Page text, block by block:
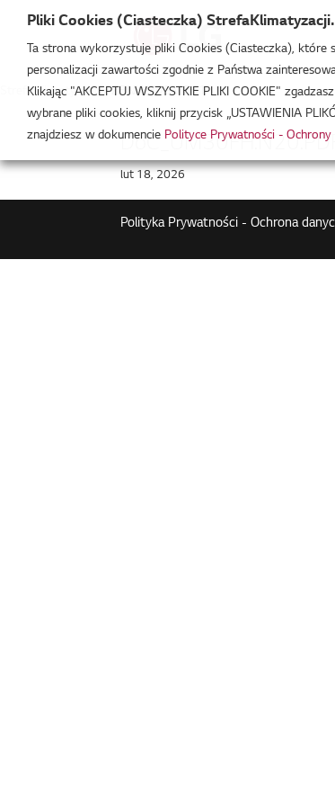
Strefa Klimatyzacji /ZBNW30GM2H1
lut 18, 2026
Polityka Prywatności - Ochrona
Pliki Cookies (Ciasteczka)
Ta strona wykorzystuje pliki Cookies (Ciasteczka), które
personalizacji zawartości zgodnie z Państwa
Klikając "AKCEPTUJ WSZYSTKIE PLIKI COOKIE"
wybrane pliki cookies, kliknij przycisk „USTAWIENIA
znajdziesz w dokumencie Polityce Prywatności - Ochrony